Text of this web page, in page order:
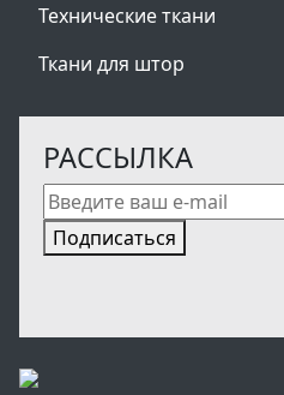
Технические ткани
Ткани для штор
РАССЫЛКА
Подписаться